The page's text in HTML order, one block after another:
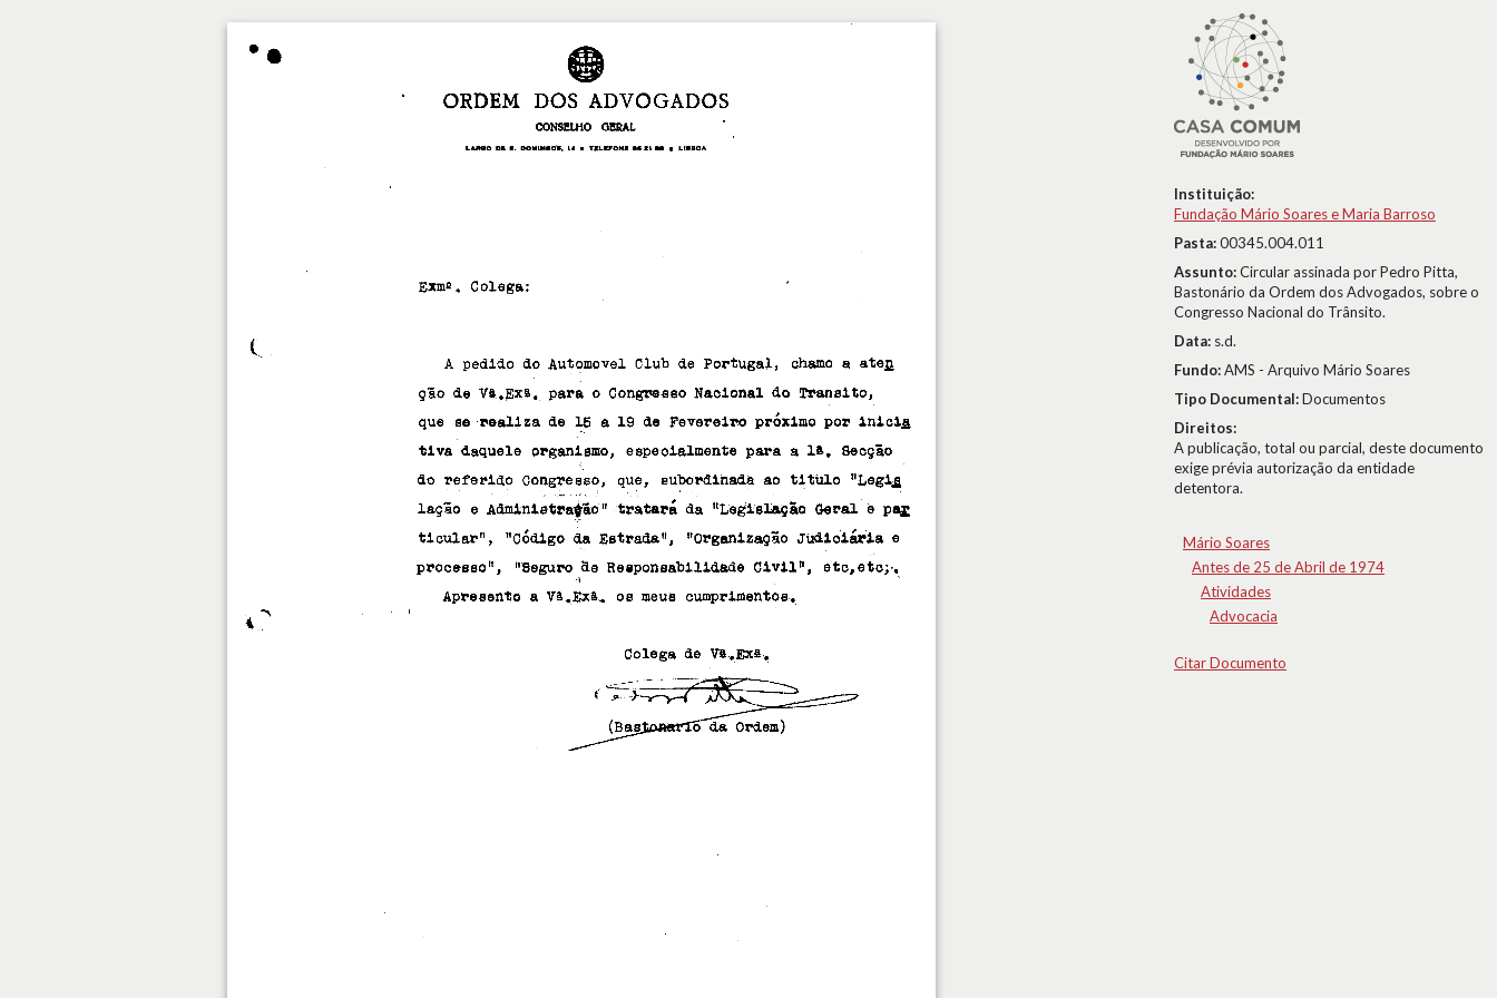
Instituição:
Fundação Mário Soares e Maria Barroso
Pasta:00345.004.011
Assunto:Circular assinada por Pedro Pitta,
Bastonário da Ordem dos Advogados, sobre o
Congresso Nacional do Trânsito.
Data: s.d.
Fundo:AMS - Arquivo Mário Soares
Tipo Documental:Documentos
Direitos:
A publicação, total ou parcial, deste documento
exige prévia autorização da entidade
detentora.
Mário Soares
Antes de 25 de Abril de 1974
Atividades
Advocacia
Citar Documento